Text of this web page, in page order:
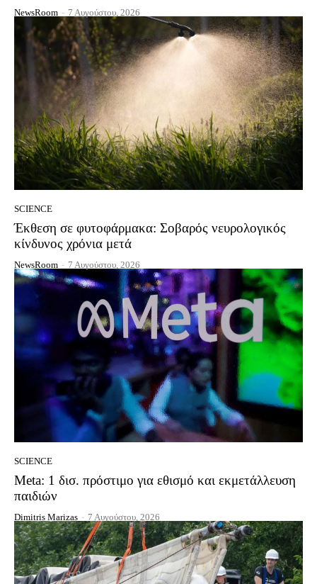
NewsRoom - 7 Αυγούστου, 2026
SCIENCE
Έκθεση σε φυτοφάρμακα: Σοβαρός νευρολογικός
κίνδυνος χρόνια μετά
NewsRoom - 7 Αυγούστου, 2026
SCIENCE
Meta: 1 δισ. πρόστιμο για εθισμό και εκμετάλλευση
παιδιών
Dimitris Marizas - 7 Αυγούστου, 2026